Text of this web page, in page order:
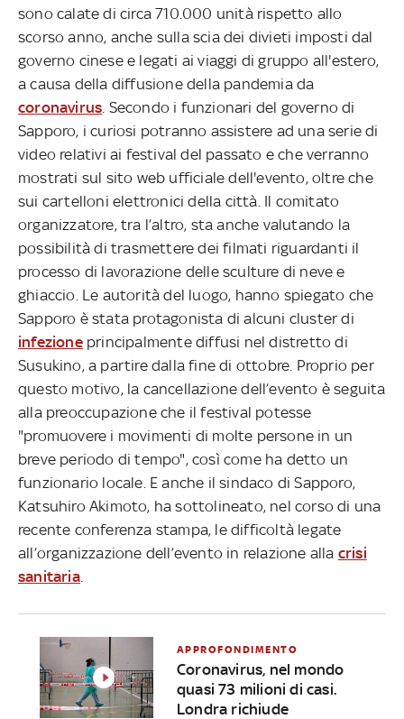
sono calate di circa 710.000 unità rispetto allo
scorso anno, anche sulla scia dei divieti imposti dal
governo cinese e legati ai viaggi di gruppo all'estero,
a causa della diffusione della pandemia da
coronavirus . Secondo i funzionari del governo di
Sapporo, i curiosi potranno assistere ad una serie di
video relativi ai festival del passato e che verranno
mostrati sul sito web ufficiale dell'evento, oltre che
sui cartelloni elettronici della città. Il comitato
organizzatore, tra l’altro, sta anche valutando la
possibilità di trasmettere dei filmati riguardanti il
processo di lavorazione delle sculture di neve e
ghiaccio. Le autorità del luogo, hanno spiegato che
Sapporo è stata protagonista di alcuni cluster di
infezioneprincipalmente diffusi nel distretto di
Susukino, a partire dalla fine di ottobre. Proprio per
questo motivo, la cancellazione dell’evento è seguita
alla preoccupazione che il festival potesse
"promuovere i movimenti di molte persone in un
breve periodo di tempo", così come ha detto un
funzionario locale. E anche il sindaco di Sapporo,
Katsuhiro Akimoto, ha sottolineato, nel corso di una
recente conferenza stampa, le difficoltà legate
all’organizzazione dell’evento in relazione alla crisi
sanitaria.
APPROFONDIMENTO
Coronavirus, nel mondo
quasi 73 milioni di casi.
Londra richiude